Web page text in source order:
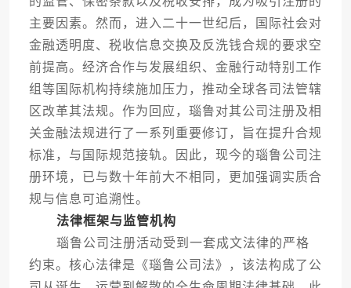
主要因素。然而，进入二十一世纪后，国际社会对
金融透明度、税收信息交换及反洗钱合规的要求空
前提高。经济合作与发展组织、金融行动特别工作
组等国际机构持续施加压力，推动全球各司法管辖
区改革其法规。作为回应，瑙鲁对其公司注册及相
关金融法规进行了一系列重要修订，旨在提升合规
标准，与国际规范接轨。因此，现今的瑙鲁公司注
册环境，已与数十年前大不相同，更加强调实质合
规与信息可追溯性。
法律框架与监管机构
瑙鲁公司注册活动受到一套成文法律的严格
约束。核心法律是《瑙鲁公司法》，该法构成了公